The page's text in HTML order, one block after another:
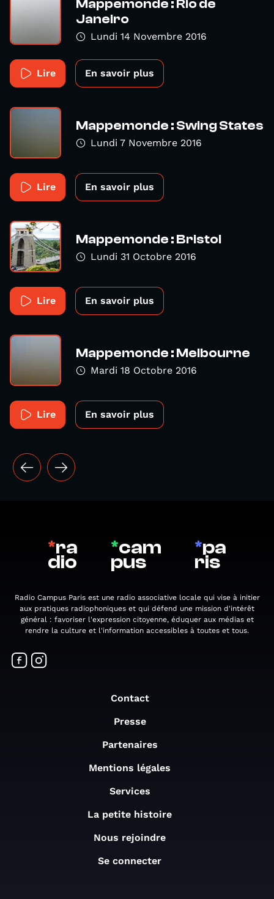
Mappemonde : Rio de
Janeiro
Lundi 14 Novembre 2016
Lire En savoir plus
Mappemonde : Swing States
Lundi 7 Novembre 2016
Lire En savoir plus
Mappemonde : Bristol
Lundi 31 Octobre 2016
Lire En savoir plus
Mappemonde : Melbourne
Mardi 18 Octobre 2016
Lire En savoir plus
*ra
dio
*cam
pus
*pa
ris
Radio Campus Paris est une radio associative locale qui vise à initier
aux pratiques radiophoniques et qui défend une mission d'intérêt
général : favoriser l'expression citoyenne, éduquer aux médias et
rendre la culture et l'information accessibles à toutes et tous.
Contact
Presse
Partenaires
Mentions légales
Services
La petite histoire
Nous rejoindre
Se connecter